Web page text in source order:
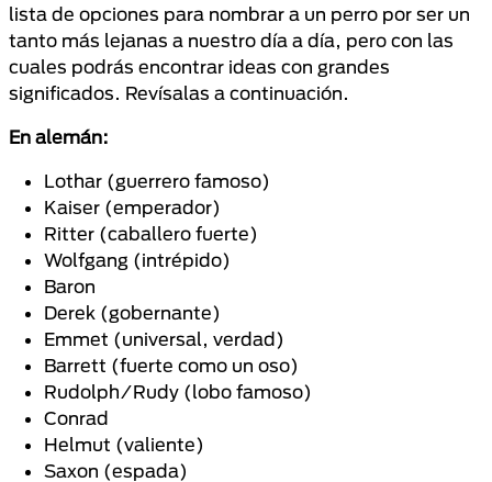
lista de opciones para nombrar a un perro por ser un
tanto más lejanas a nuestro día a día, pero con las
cuales podrás encontrar ideas con grandes
significados. Revísalas a continuación.
En alemán:
Lothar (guerrero famoso)
Kaiser (emperador)
Ritter (caballero fuerte)
Wolfgang (intrépido)
Baron
Derek (gobernante)
Emmet (universal, verdad)
Barrett (fuerte como un oso)
Rudolph/Rudy (lobo famoso)
Conrad
Helmut (valiente)
Saxon (espada)